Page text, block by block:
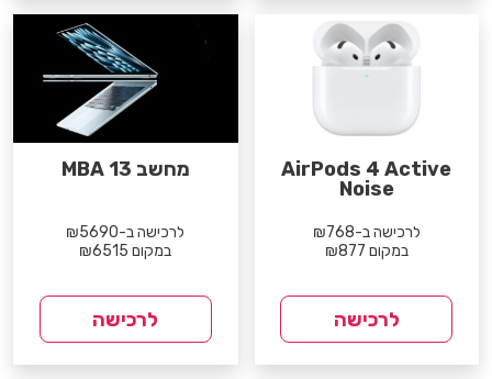
AirPods 4 Active
Noise
לרכישה ב-₪768
במקום ₪877
לרכישה
מחשב MBA 13
לרכישה ב-₪5690
במקום ₪6515
לרכישה